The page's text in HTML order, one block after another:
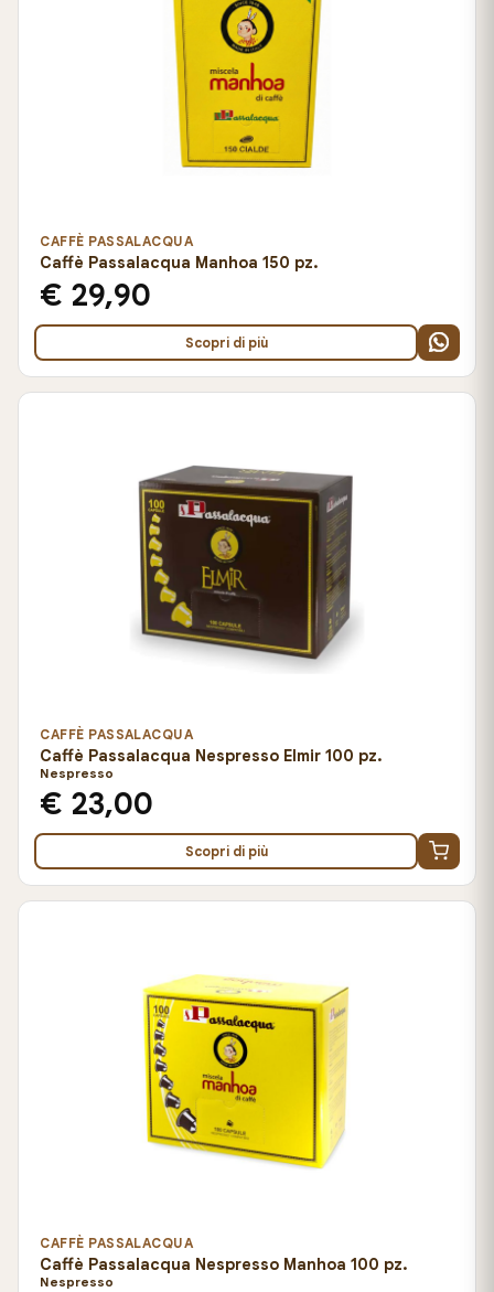
CAFFÈ PASSALACQUA
Caffè Passalacqua Manhoa 150 pz.
€ 29,90
Scopri di più
CAFFÈ PASSALACQUA
Caffè Passalacqua Nespresso Elmir 100 pz.
Nespresso
€ 23,00
Scopri di più
CAFFÈ PASSALACQUA
Caffè Passalacqua Nespresso Manhoa 100 pz.
Nespresso